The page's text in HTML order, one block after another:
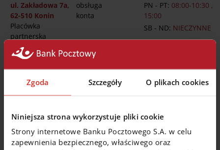
Zgoda Szczegóły O plikach cookies
Niniejsza strona wykorzystuje pliki cookie
Strony internetowe Banku Pocztowego S.A. w celu
zapewnienia bezpiecznego, właściwego oraz
ul. Zakładowa 7a,
62-510 Konin
Placówka
partnerska
obsługa
konta
PN - PT: 08:00-10:30 ,
15:00
SB - ND: NIECZYNNE
ul. Zofii
Placówka
partnerska
obsługa
SB - ND:
NIECZYNNE
Bankomaty i wpłatomaty